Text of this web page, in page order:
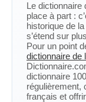
Le dictionnaire
place à part :
historique de
s’étend sur
Pour un point
dictionnaire de
dictionnaire
régulièrement,
français et